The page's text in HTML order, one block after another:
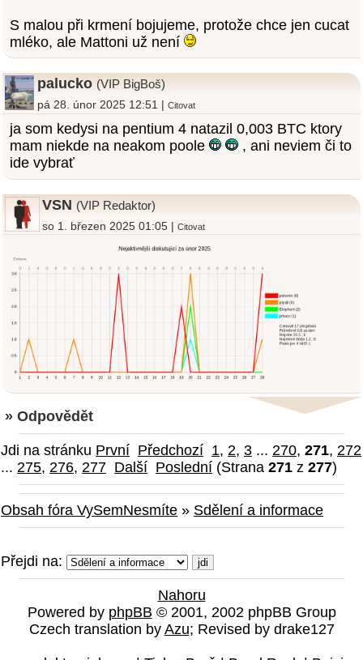
S malou při krmení bojujeme, protože chce jen cucat
mléko, ale Mattoni už není
palucko (VIP BigBoš)
pá 28. únor 2025 12:51 | Citovat
ja som kedysi na pentium 4 natazil 0,003 BTC ktory
mam niekde na neakom poole
, ani neviem či to
ide vybrať
VSN (VIP Redaktor)
so 1. březen 2025 01:05 |Citovat
» Odpovědět
Jdi na stránku První Předchozí 1, 2, 3 ... 270, 271, 272
... 275, 276, 277 Další Poslední (Strana 271 z 277)
Obsah fóra VySemNesmíte » Sdělení a informace
Přejdi na:
Nahoru
Powered by phpBB © 2001, 2002 phpBB Group
Czech translation by Azu; Revised by drake127